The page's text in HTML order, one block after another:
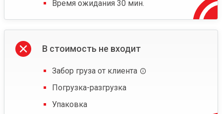
Время ожидания 30 мин.
В стоимость не входит
Забор груза от клиента
Погрузка-разгрузка
Упаковка